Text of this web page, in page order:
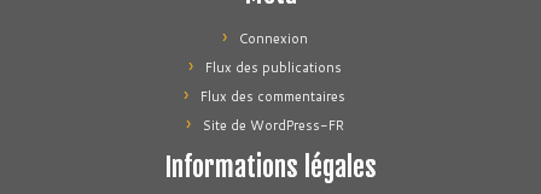
Connexion
Flux des publications
Flux des commentaires
Site de WordPress-FR
Informations légales